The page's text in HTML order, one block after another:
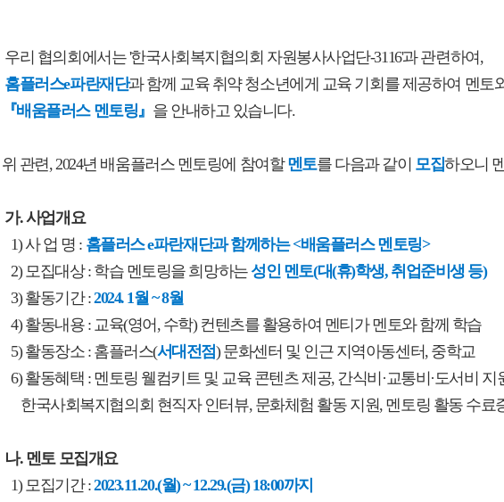
우리 협의회에서는 '한국사회복지협의회 자원봉사사업단-3116'과 관련하여,
홈플러스e파란재단과 함께 교육 취약 청소년에게 교육 기회를 제공하여 멘토
『배움플러스 멘토링』 을 안내하고 있습니다.
위 관련, 2024년 배움플러스 멘토링에 참여할멘토를 다음과 같이 모집하오니
가. 사업개요
1) 사 업 명 : 홈플러스 e파란재단과 함께하는 <배움플러스 멘토링>
2) 모집대상 : 학습 멘토링을 희망하는성인 멘토(대(휴)학생, 취업준비생 등)
3) 활동기간 :2024. 1월 ~ 8월
4) 활동내용 : 교육(영어, 수학) 컨텐츠를 활용하여 멘티가 멘토와 함께 학습
5) 활동장소 : 홈플러스(서대전점) 문화센터 및 인근 지역아동센터, 중학교
6) 활동혜택 : 멘토링 웰컴키트 및 교육 콘텐츠 제공, 간식비·교통비·도서비 지
한국사회복지협의회 현직자 인터뷰, 문화체험 활동 지원, 멘토링 활동 수료
나. 멘토 모집개요
1) 모집기간 :2023.11.20.(월) ~ 12.29.(금) 18:00까지